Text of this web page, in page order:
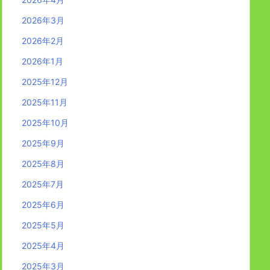
2026年3月
2026年2月
2026年1月
2025年12月
2025年11月
2025年10月
2025年9月
2025年8月
2025年7月
2025年6月
2025年5月
2025年4月
2025年3月